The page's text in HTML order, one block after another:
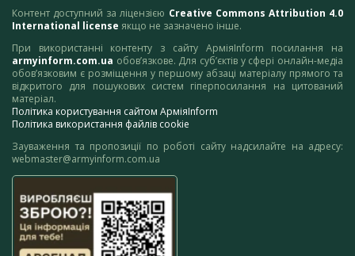
Контент доступний за ліцензією Creative Commons Attribution 4.0
International license якщо не зазначено інше.
При використанні контенту з сайту АрміяInform посилання на
armyinform.com.ua обов’язкове. Для суб’єктів у сфері онлайн-медіа
обов’язковим є розміщення у першому абзаці матеріалу прямого та
відкритого для пошукових систем гіперпосилання на цитований
матеріал.
Політика користування сайтом АрміяInform
Політика використання файлів cookie
Зауваження та пропозиції по роботі сайту надсилайте на адресу:
webmaster@armyinform.com.ua